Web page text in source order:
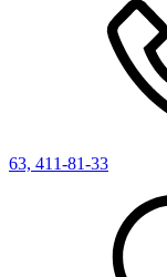
63, 411-81-33